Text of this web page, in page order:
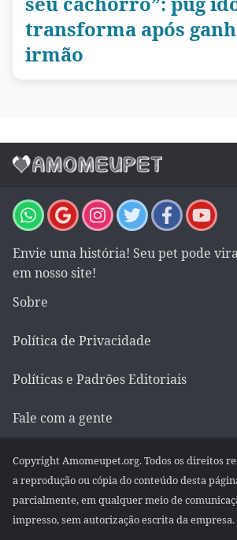
transforma após
irmão
Envie uma história! Seu pet pode
em nosso site!
Sobre
Política de Privacidade
Políticas e Padrões Editoriais
Fale com a gente
Copyright Amomeupet.org. Todos os direitos
a reprodução ou cópia do conteúdo desta
parcialmente, em qualquer meio de
impresso, sem autorização escrita da empresa.